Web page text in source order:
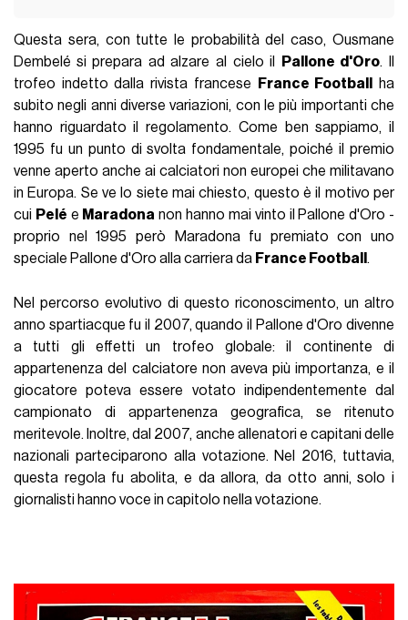
Questa sera, con tutte le probabilità del caso, Ousmane
Dembelé si prepara ad alzare al cielo il Pallone d'Oro. Il
trofeo indetto dalla rivista francese
France Football
ha
subito negli anni diverse variazioni, con le più importanti che
hanno riguardato il regolamento. Come ben sappiamo, il
1995 fu un punto di svolta fondamentale, poiché il premio
venne aperto anche ai calciatori non europei che militavano
in Europa. Se ve lo siete mai chiesto, questo è il motivo per
cui Pelé e Maradona non hanno mai vinto il Pallone d'Oro -
proprio nel 1995 però Maradona fu premiato con uno
speciale Pallone d'Oro alla carriera da France Football.
Nel percorso evolutivo di questo riconoscimento, un altro
anno spartiacque fu il 2007, quando il Pallone d'Oro divenne
a tutti gli effetti un trofeo globale: il continente di
appartenenza del calciatore non aveva più importanza, e il
giocatore poteva essere votato indipendentemente dal
campionato di appartenenza geografica, se ritenuto
meritevole. Inoltre, dal 2007, anche allenatori e capitani delle
nazionali parteciparono alla votazione. Nel 2016, tuttavia,
questa regola fu abolita, e da allora, da otto anni, solo i
giornalisti hanno voce in capitolo nella votazione.